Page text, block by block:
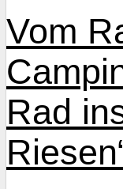
Vom
Rad